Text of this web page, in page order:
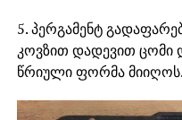
5. პერგამენტ
კოვზით დადევით
წრიული ფორმა მიიღოს.